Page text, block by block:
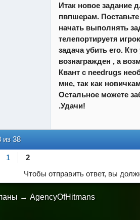
Итак новое задание
пвпшерам.
начать выполнять
телепортируетя
задача убить его.
вознагражден , а
Квант с needrugs
мне, так как
Остальное можете
.Удачи!
из 38
1
2
Чтобы отправить ответ, вы
→AgencyOfHitmans